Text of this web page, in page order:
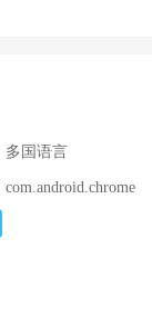
多国语言
com.android.chrome